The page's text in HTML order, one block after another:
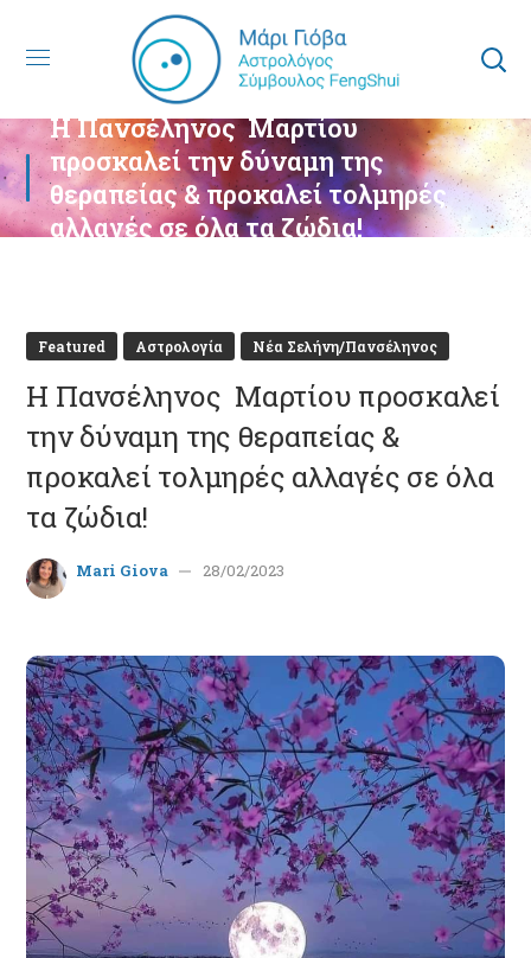
Η Πανσέληνος Μαρτίου
προσκαλεί την δύναμη της
θεραπείας & προκαλεί τολμηρές
αλλαγές σε όλα τα ζώδια!
Featured Αστρολογία Νέα Σελήνη/Πανσέληνος
Η Πανσέληνος Μαρτίου προσκαλεί
την δύναμη της θεραπείας &
προκαλεί τολμηρές αλλαγές σε όλα
τα ζώδια!
Mari Giova 28/02/2023